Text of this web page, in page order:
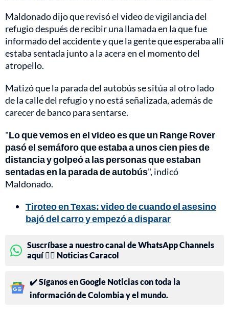
Maldonado dijo que revisó el video de vigilancia del
refugio después de recibir una llamada en la que fue
informado del accidente y que la gente que esperaba allí
estaba sentada junto a la acera en el momento del
atropello.
Matizó que la parada del autobús se sitúa al otro lado
de la calle del refugio y no está señalizada, además de
carecer de banco para sentarse.
"Lo que vemos en el video es que un Range Rover
pasó el semáforo que estaba a unos cien pies de
distancia y golpeó a las personas que estaban
sentadas en la parada de autobús", indicó
Maldonado.
Tiroteo en Texas: video de cuando el asesino
bajó del carro y empezó a disparar
Suscríbase a nuestro canal de WhatsApp Channels
aquí 👉🏻 Noticias Caracol
✔️ Síganos en Google Noticias con toda la
información de Colombia y el mundo.